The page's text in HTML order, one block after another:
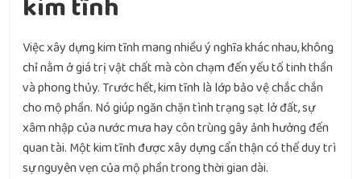
Việc xây dựng kim tĩnh mang nhiều ý nghĩa khác nhau, không
chỉ nằm ở giá trị vật chất mà còn chạm đến yếu tố tinh thần
và phong thủy. Trước hết, kim tĩnh là lớp bảo vệ chắc chắn
cho mộ phần. Nó giúp ngăn chặn tình trạng sạt lở đất, sự
xâm nhập của nước mưa hay côn trùng gây ảnh hưởng đến
quan tài. Một kim tĩnh được xây dựng cẩn thận có thể duy trì
sự nguyên vẹn của mộ phần trong thời gian dài.